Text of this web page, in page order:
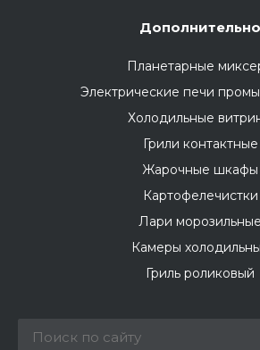
Дополнительно
Планетарные
Электрические печи
Холодильные
Грили контактные
Жарочные шкафы
Картофелечистки
Лари морозильные
Камеры
Гриль роликовый